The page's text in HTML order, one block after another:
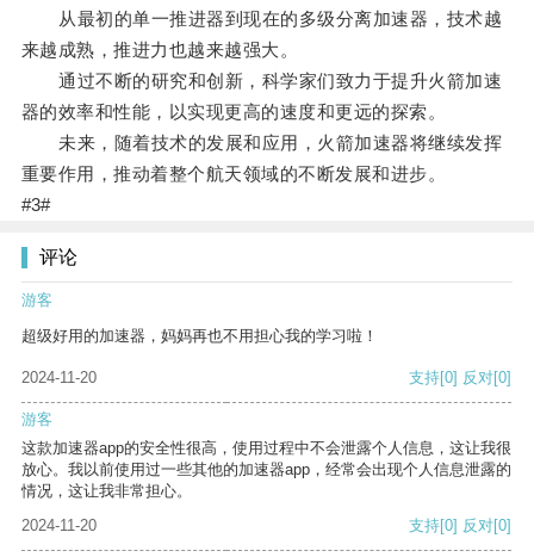
从最初的单一推进器到现在的多级分离加速器，技术越
来越成熟，推进力也越来越强大。
通过不断的研究和创新，科学家们致力于提升火箭加速
器的效率和性能，以实现更高的速度和更远的探索。
未来，随着技术的发展和应用，火箭加速器将继续发挥
重要作用，推动着整个航天领域的不断发展和进步。
#3#
评论
游客
超级好用的加速器，妈妈再也不用担心我的学习啦！
2024-11-20 支持[0] 反对[0]
游客
这款加速器app的安全性很高，使用过程中不会泄露个人信息，这让我很
放心。我以前使用过一些其他的加速器app，经常会出现个人信息泄露的
情况，这让我非常担心。
2024-11-20
支持[0] 反对[0]